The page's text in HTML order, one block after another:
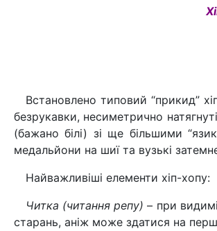
Встановлено типовий “прикид”
безрукавки, несиметрично
(бажано білі) зі ще більшими
медальйони на шиї та вузькі
Найважливіші елементи хіп-хопу:
Читка (читання репу) – при
старань, аніж може здатися на